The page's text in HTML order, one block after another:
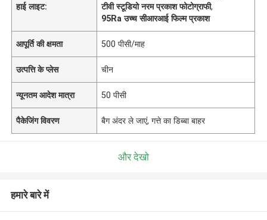
हाई लाइट:
टीवी स्टूडियो नरम प्रकाश फोटोग्राफी,
95Ra उच्च सीआरआई फिल्म प्रकाश
आपूर्ति की क्षमता 500 पीसी/माह
उत्पत्ति के प्लेस चीन
न्यूनतम आदेश मात्रा 50 पीसी
पैकेजिंग विवरण बैग अंदर ले जाएं, गत्ते का डिब्बा बाहर
और देखो
हमारे बारे में